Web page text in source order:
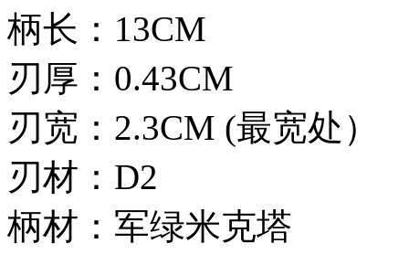
柄长：13CM
刃厚：0.43CM
刃宽：2.3CM (最宽处）
刃材：D2
柄材：军绿米克塔